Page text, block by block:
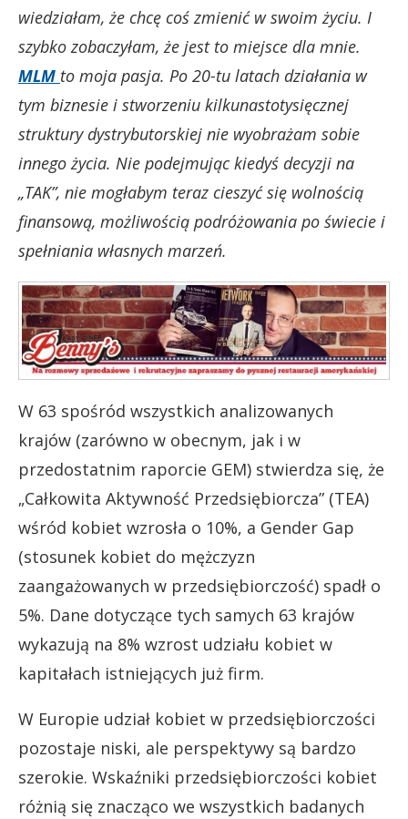
wiedziałam, że chcę coś zmienić w swoim życiu. I
szybko zobaczyłam, że jest to miejsce dla mnie.
MLM to moja pasja. Po 20-tu latach działania w
tym biznesie i stworzeniu kilkunastotysięcznej
struktury dystrybutorskiej nie wyobrażam sobie
innego życia. Nie podejmując kiedyś decyzji na
„TAK”, nie mogłabym teraz cieszyć się wolnością
finansową, możliwością podróżowania po świecie i
spełniania własnych marzeń.
W 63 spośród wszystkich analizowanych
krajów (zarówno w obecnym, jak i w
przedostatnim raporcie GEM) stwierdza się, że
„Całkowita Aktywność Przedsiębiorcza” (TEA)
wśród kobiet wzrosła o 10%, a Gender Gap
(stosunek kobiet do mężczyzn
zaangażowanych w przedsiębiorczość) spadł o
5%. Dane dotyczące tych samych 63 krajów
wykazują na 8% wzrost udziału kobiet w
kapitałach istniejących już firm.
W Europie udział kobiet w przedsiębiorczości
pozostaje niski, ale perspektywy są bardzo
szerokie. Wskaźniki przedsiębiorczości kobiet
różnią się znacząco we wszystkich badanych